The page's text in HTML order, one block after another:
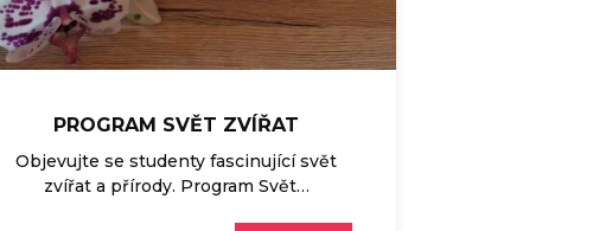
PROGRAM SVĚT ZVÍŘAT
Objevujte se studenty fascinující svět
zvířat a přírody. Program Svět…